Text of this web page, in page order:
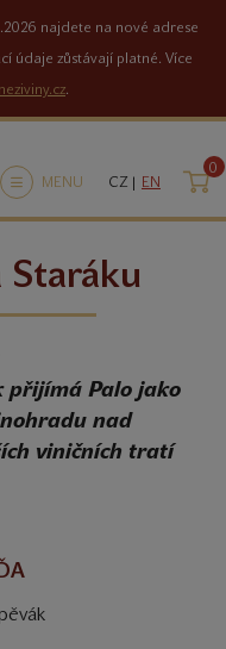
najdete na nové adrese
údaje zůstávají platné. Více
.
MENU CZ | EN
0
Staráku
přijímá Palo jako
nad
viničních tratí